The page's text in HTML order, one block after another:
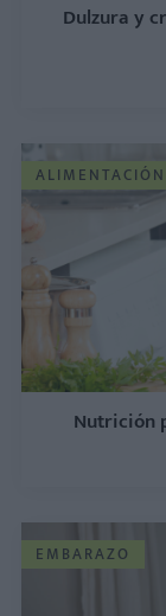
Dulzura y
Nutrición
EMBARAZO